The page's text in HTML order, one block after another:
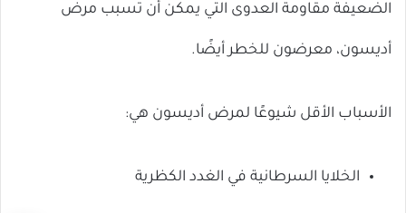
الضعيفة مقاومة العدوى التي يمكن أن تسبب مرض
أديسون، معرضون للخطر أيضًا.
الأسباب الأقل شيوعًا لمرض أديسون هي:
الخلايا السرطانية في الغدد الكظرية